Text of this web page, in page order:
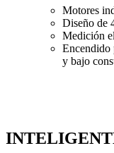
Motores
Diseño de
Medición
Encendido
y bajo